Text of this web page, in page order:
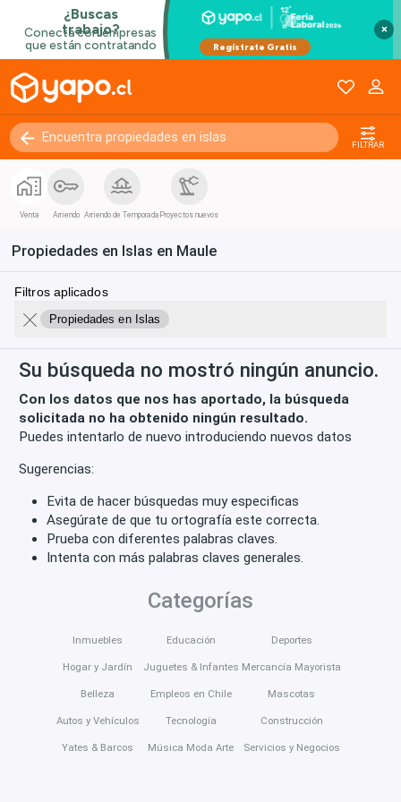
×
FILTRAR
Venta Arriendo Arriendo de Temporada Proyectos nuevos
Propiedades en Islas en Maule
Filtros aplicados
Propiedades en Islas
Su búsqueda no mostró ningún anuncio.
Con los datos que nos has aportado, la búsqueda
solicitada no ha obtenido ningún resultado.
Puedes intentarlo de nuevo introduciendo nuevos datos
Sugerencias:
Evita de hacer búsquedas muy especificas
Asegúrate de que tu ortografía este correcta.
Prueba con diferentes palabras claves.
Intenta con más palabras claves generales.
Categorías
Inmuebles
Hogar y Jardín
Belleza
Autos y Vehículos
Yates & Barcos
Educación
Juguetes & Infantes
Empleos en Chile
Tecnología
Música Moda Arte
Deportes
Mercancía Mayorista
Mascotas
Construcción
Servicios y Negocios